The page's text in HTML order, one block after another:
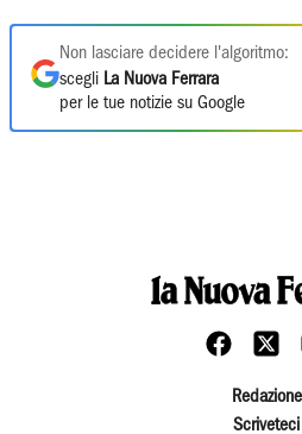
Non lasciare decidere l'algoritmo:
scegli La Nuova Ferrara
per le tue notizie su Google
Redazione
Scriveteci